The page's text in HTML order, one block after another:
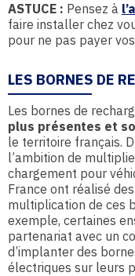
ASTUCE : Pensez à
faire installer chez
pour ne pas payer
LES BORNES DE
Les bornes de
plus présentes et
le territoire français.
l’ambition de
chargement pour
France ont réalisé
multiplication de ces
exemple, certaines
partenariat avec un
d’implanter des
électriques sur leurs